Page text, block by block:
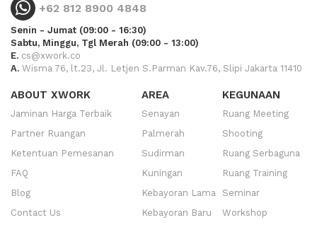
+62 812 8900 4848
Senin - Jumat (09:00 - 16:30)
Sabtu, Minggu, Tgl Merah (09:00 - 13:00)
E. cs@xwork.co
A. Wisma 76, lt.23, Jl. Letjen S.Parman Kav.76, Slipi Jakarta 11410
ABOUT XWORK
Jaminan Harga Terbaik
Partner Ruangan
Ketentuan Pemesanan
FAQ
Blog
Contact Us
AREA
Senayan
Palmerah
Sudirman
Kuningan
Kebayoran Lama
Kebayoran Baru
KEGUNAAN
Ruang Meeting
Shooting
Ruang Serbaguna
Ruang Training
Seminar
Workshop